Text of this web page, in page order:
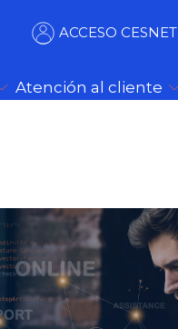
ACCESO CESNET
Atención al cliente